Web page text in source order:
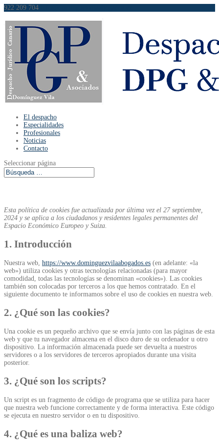
922 209 704
El despacho
Especialidades
Profesionales
Noticias
Contacto
Seleccionar página
Esta política de cookies fue actualizada por última vez el 27 septiembre,
2024 y se aplica a los ciudadanos y residentes legales permanentes del
Espacio Económico Europeo y Suiza.
1. Introducción
Nuestra web, https://www.dominguezvilaabogados.es (en adelante: «la
web») utiliza cookies y otras tecnologías relacionadas (para mayor
comodidad, todas las tecnologías se denominan «cookies»). Las cookies
también son colocadas por terceros a los que hemos contratado. En el
siguiente documento te informamos sobre el uso de cookies en nuestra web.
2. ¿Qué son las cookies?
Una cookie es un pequeño archivo que se envía junto con las páginas de esta
web y que tu navegador almacena en el disco duro de su ordenador u otro
dispositivo. La información almacenada puede ser devuelta a nuestros
servidores o a los servidores de terceros apropiados durante una visita
posterior.
3. ¿Qué son los scripts?
Un script es un fragmento de código de programa que se utiliza para hacer
que nuestra web funcione correctamente y de forma interactiva. Este código
se ejecuta en nuestro servidor o en tu dispositivo.
4. ¿Qué es una baliza web?